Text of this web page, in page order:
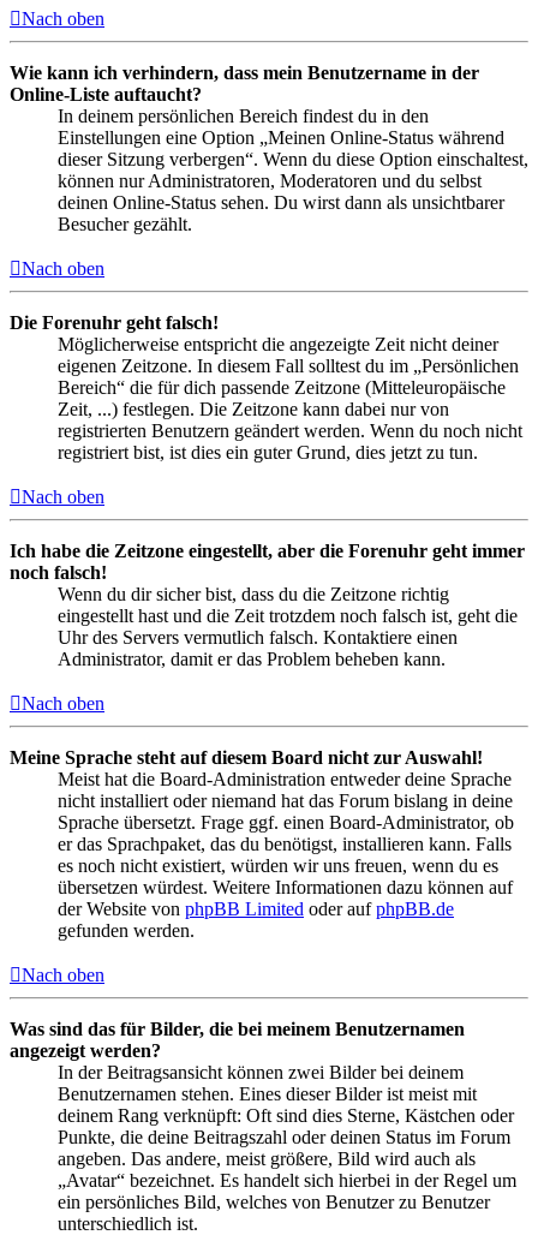
Nach oben
Wie kann ich verhindern, dass mein Benutzername in der
Online-Liste auftaucht?
In deinem persönlichen Bereich findest du in den
Einstellungen eine Option „Meinen Online-Status während
dieser Sitzung verbergen“. Wenn du diese Option einschaltest,
können nur Administratoren, Moderatoren und du selbst
deinen Online-Status sehen. Du wirst dann als unsichtbarer
Besucher gezählt.
Nach oben
Die Forenuhr geht falsch!
Möglicherweise entspricht die angezeigte Zeit nicht deiner
eigenen Zeitzone. In diesem Fall solltest du im „Persönlichen
Bereich“ die für dich passende Zeitzone (Mitteleuropäische
Zeit, ...) festlegen. Die Zeitzone kann dabei nur von
registrierten Benutzern geändert werden. Wenn du noch nicht
registriert bist, ist dies ein guter Grund, dies jetzt zu tun.
Nach oben
Ich habe die Zeitzone eingestellt, aber die Forenuhr geht immer
noch falsch!
Wenn du dir sicher bist, dass du die Zeitzone richtig
eingestellt hast und die Zeit trotzdem noch falsch ist, geht die
Uhr des Servers vermutlich falsch. Kontaktiere einen
Administrator, damit er das Problem beheben kann.
Nach oben
Meine Sprache steht auf diesem Board nicht zur Auswahl!
Meist hat die Board-Administration entweder deine Sprache
nicht installiert oder niemand hat das Forum bislang in deine
Sprache übersetzt. Frage ggf. einen Board-Administrator, ob
er das Sprachpaket, das du benötigst, installieren kann. Falls
es noch nicht existiert, würden wir uns freuen, wenn du es
übersetzen würdest. Weitere Informationen dazu können auf
der Website von phpBB Limited oder aufphpBB.de
gefunden werden.
Nach oben
Was sind das für Bilder, die bei meinem Benutzernamen
angezeigt werden?
In der Beitragsansicht können zwei Bilder bei deinem
Benutzernamen stehen. Eines dieser Bilder ist meist mit
deinem Rang verknüpft: Oft sind dies Sterne, Kästchen oder
Punkte, die deine Beitragszahl oder deinen Status im Forum
angeben. Das andere, meist größere, Bild wird auch als
„Avatar“ bezeichnet. Es handelt sich hierbei in der Regel um
ein persönliches Bild, welches von Benutzer zu Benutzer
unterschiedlich ist.